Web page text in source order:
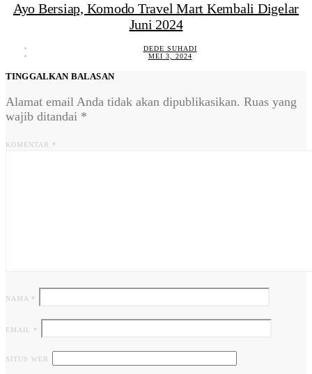
Ayo Bersiap, Komodo Travel Mart Kembali Digelar
Juni 2024
DEDE SUHADI
MEI 3, 2024
TINGGALKAN BALASAN
Alamat email Anda tidak akan dipublikasikan. Ruas yang
wajib ditandai *
KOMENTAR *
NAMA *
EMAIL *
SITUS WEB